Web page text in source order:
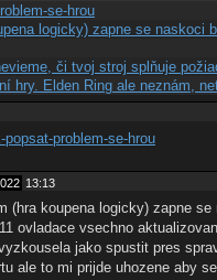
se-hrou
logicky) zapne se naskoci
či tvoj stroj splňuje
hry. Elden Ring ale neznám,
problem-se-hrou
13:13
(hra koupena logicky) zapne
ovladace vsechno
jako spustit pres
ale to mi prijde uhozene aby